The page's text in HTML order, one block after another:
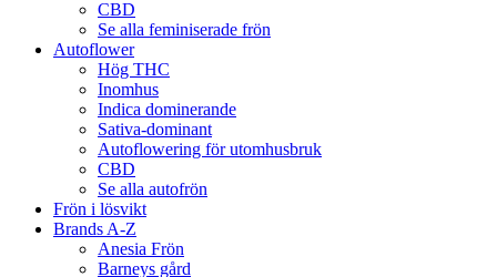
CBD
Se alla feminiserade frön
Autoflower
Hög THC
Inomhus
Indica dominerande
Sativa-dominant
Autoflowering för utomhusbruk
CBD
Se alla autofrön
Frön i lösvikt
Brands A-Z
Anesia Frön
Barneys gård